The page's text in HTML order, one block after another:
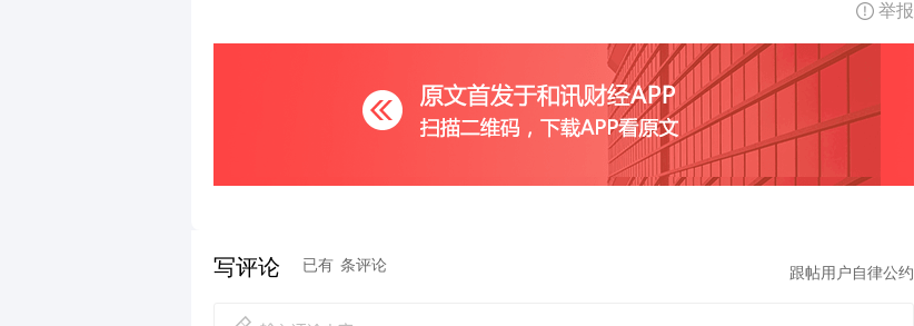
举报
写评论 已有 条评论 跟帖用户自律公约